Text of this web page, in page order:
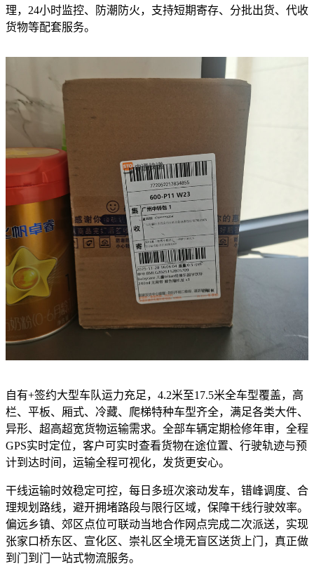
理，24小时监控、防潮防火，支持短期寄存、分批出货、代收
货物等配套服务。
自有+签约大型车队运力充足，4.2米至17.5米全车型覆盖，高
栏、平板、厢式、冷藏、爬梯特种车型齐全，满足各类大件、
异形、超高超宽货物运输需求。全部车辆定期检修年审，全程
GPS实时定位，客户可实时查看货物在途位置、行驶轨迹与预
计到达时间，运输全程可视化，发货更安心。
干线运输时效稳定可控，每日多班次滚动发车，错峰调度、合
理规划路线，避开拥堵路段与限行区域，保障干线行驶效率。
偏远乡镇、郊区点位可联动当地合作网点完成二次派送，实现
张家口桥东区、宣化区、崇礼区全境无盲区送货上门，真正做
到门到门一站式物流服务。